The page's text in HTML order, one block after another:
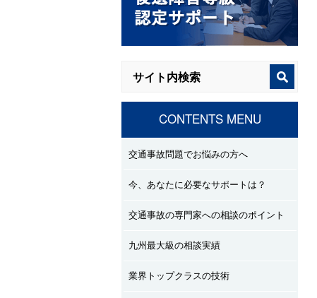
CONTENTS MENU
交通事故問題でお悩みの方へ
今、あなたに必要なサポートは？
交通事故の専門家への相談のポイント
九州最大級の相談実績
業界トップクラスの技術